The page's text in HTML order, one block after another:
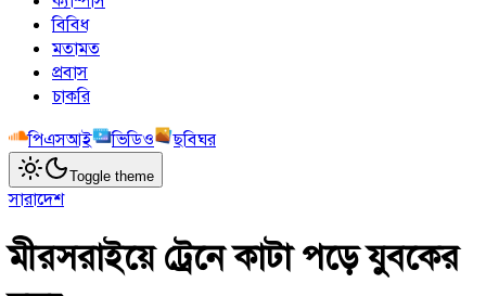
বিবিধ
মতামত
প্রবাস
চাকরি
পিএসআই
ভিডিও ছবিঘর
Toggle theme
সারাদেশ
মীরসরাইয়ে ট্রেনে কাটা পড়ে যুবকের